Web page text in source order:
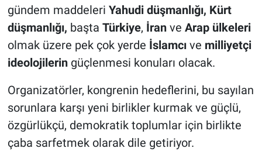
gündem maddeleri Yahudi düşmanlığı, Kürt
düşmanlığı, başta Türkiye, İranve Arap ülkeleri
olmak üzere pek çok yerde İslamcıve milliyetçi
ideolojileringüçlenmesi konuları olacak.
Organizatörler, kongrenin hedeflerini, bu sayılan
sorunlara karşı yeni birlikler kurmak ve güçlü,
özgürlükçü, demokratik toplumlar için birlikte
çaba sarfetmek olarak dile getiriyor.